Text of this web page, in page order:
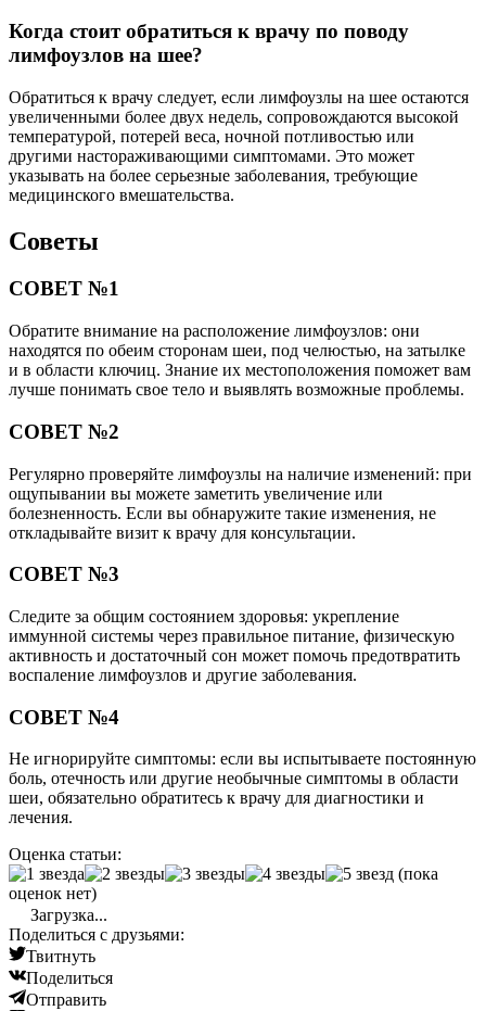
Когда стоит обратиться к врачу по поводу
лимфоузлов на шее?
Обратиться к врачу следует, если лимфоузлы на шее остаются
увеличенными более двух недель, сопровождаются высокой
температурой, потерей веса, ночной потливостью или
другими настораживающими симптомами. Это может
указывать на более серьезные заболевания, требующие
медицинского вмешательства.
Советы
СОВЕТ №1
Обратите внимание на расположение лимфоузлов: они
находятся по обеим сторонам шеи, под челюстью, на затылке
и в области ключиц. Знание их местоположения поможет вам
лучше понимать свое тело и выявлять возможные проблемы.
СОВЕТ №2
Регулярно проверяйте лимфоузлы на наличие изменений: при
ощупывании вы можете заметить увеличение или
болезненность. Если вы обнаружите такие изменения, не
откладывайте визит к врачу для консультации.
СОВЕТ №3
Следите за общим состоянием здоровья: укрепление
иммунной системы через правильное питание, физическую
активность и достаточный сон может помочь предотвратить
воспаление лимфоузлов и другие заболевания.
СОВЕТ №4
Не игнорируйте симптомы: если вы испытываете постоянную
боль, отечность или другие необычные симптомы в области
шеи, обязательно обратитесь к врачу для диагностики и
лечения.
Оценка статьи:
(пока
оценок нет)
Загрузка...
Поделиться с друзьями:
Твитнуть
Поделиться
Отправить